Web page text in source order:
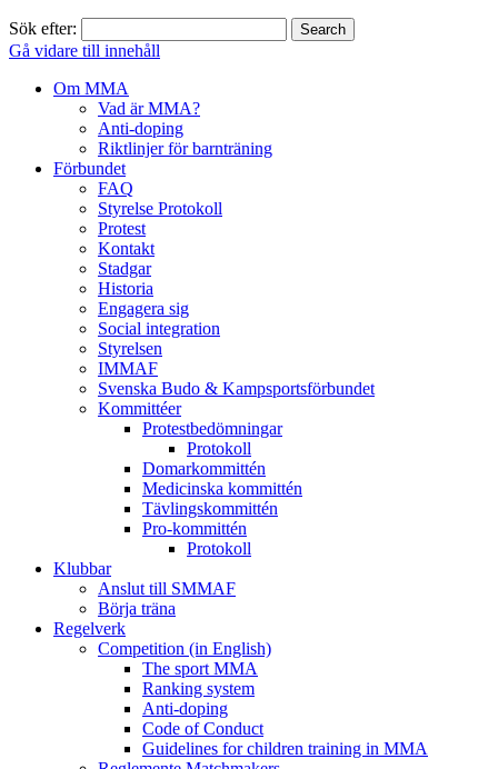
Sök efter:
Gå vidare till innehåll
Om MMA
Vad är MMA?
Anti-doping
Riktlinjer för barnträning
Förbundet
FAQ
Styrelse Protokoll
Protest
Kontakt
Stadgar
Historia
Engagera sig
Social integration
Styrelsen
IMMAF
Svenska Budo & Kampsportsförbundet
Kommittéer
Protestbedömningar
Protokoll
Domarkommittén
Medicinska kommittén
Tävlingskommittén
Pro-kommittén
Protokoll
Klubbar
Anslut till SMMAF
Börja träna
Regelverk
Competition (in English)
The sport MMA
Ranking system
Anti-doping
Code of Conduct
Guidelines for children training in MMA